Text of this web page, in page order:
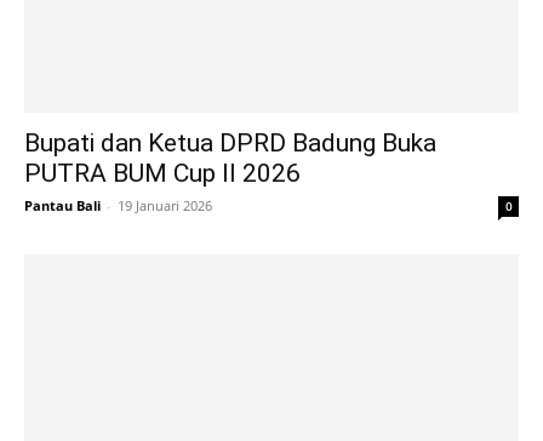
Bupati dan Ketua DPRD Badung Buka
PUTRA BUM Cup II 2026
Pantau Bali - 19 Januari 2026 0